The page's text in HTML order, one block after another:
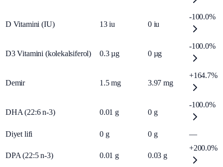
D Vitamini (IU) 13 iu 0 iu
-100.0%
D3 Vitamini (kolekalsiferol) 0.3 µg 0 µg
-100.0%
Demir 1.5 mg 3.97 mg
+164.7%
DHA (22:6 n-3) 0.01 g 0 g
-100.0%
Diyet lifi 0 g 0 g —
DPA (22:5 n-3) 0.01 g 0.03 g
+200.0%